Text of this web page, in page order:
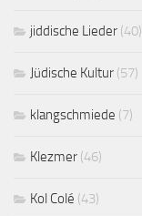
jiddische Lieder (40)
Jüdische Kultur (57)
klangschmiede (7)
Klezmer (46)
Kol Colé (43)